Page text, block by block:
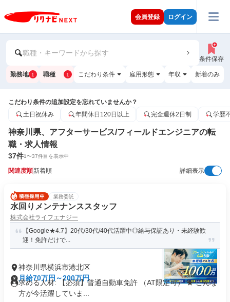
会員登録 ログイン
職種・キーワードから探す
条件保存
勤務地 1 職種 1 こだわり条件 雇用形態 年収 新着のみ
こだわり条件の追加設定を忘れていませんか？
土日祝休み
年間休日120日以上 完全週休2日制 学歴
神奈川県、アフターサービス/フィールドエンジニアの転
職・求人情報
37件1〜37件目を表示中
関連度順新着順 詳細表示
業務委託
水回りメンテナンススタッフ
株式会社ライフエナジー
【Google★4.7】20代/30代/40代活躍中◎給与保証あり・未経験歓
迎！免許だけで...
神奈川県横浜市港北区
月給70万円～200万円
求める人材: 【必須】普通自動車免許 （AT限定可） ★ こんな
方が今活躍していま...